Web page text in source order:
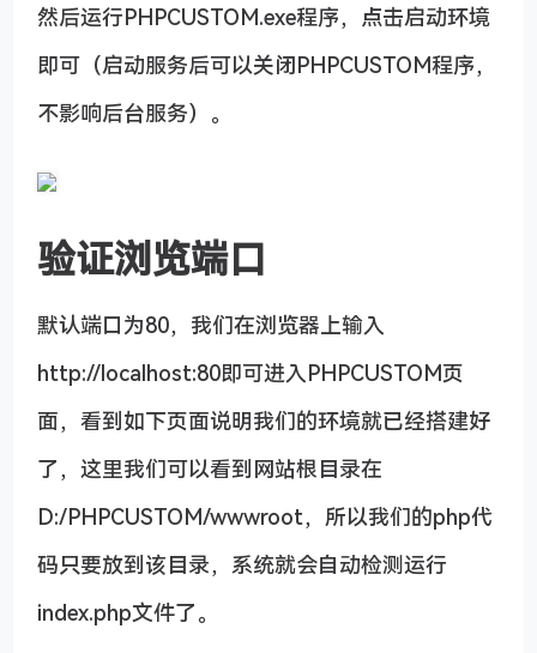
然后运行PHPCUSTOM.exe程序，点击启动环境
即可（启动服务后可以关闭PHPCUSTOM程序，
不影响后台服务）。
​验证浏览端口
默认端口为80，我们在浏览器上输入
http://localhost:80即可进入PHPCUSTOM页
面，看到如下页面说明我们的环境就已经搭建好
了，这里我们可以看到网站根目录在
D:/PHPCUSTOM/wwwroot，所以我们的php代
码只要放到该目录，系统就会自动检测运行
index.php文件了。